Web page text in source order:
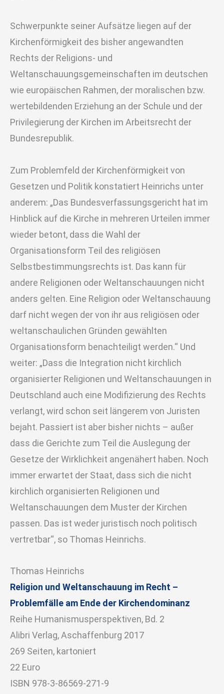
Schwerpunkte seiner Aufsätze liegen auf der
Kirchenförmigkeit des bisher angewandten
Rechts der Religions- und
Weltanschauungsgemeinschaften im deutschen
wie europäischen Rahmen, der moralischen bzw.
wertebildenden Erziehung an der Schule und der
Privilegierung der Kirchen im Arbeitsrecht der
Bundesrepublik.
Zum Problemfeld der Kirchenförmigkeit von
Gesetzen und Politik konstatiert Heinrichs unter
anderem: „Das Bundesverfassungsgericht hat im
Hinblick auf die Kirche in mehreren Urteilen immer
wieder betont, dass die Wahl der
Organisationsform Teil des religiösen
Selbstbestimmungsrechts ist. Das kann für
andere Religionen oder Weltanschauungen nicht
anders gelten. Eine Religion oder Weltanschauung
darf nicht wegen der von ihr aus religiösen oder
weltanschaulichen Gründen gewählten
Organisationsform benachteiligt werden.“ Und
weiter: „Dass die Integration nicht kirchlich
organisierter Religionen und Weltanschauungen in
Deutschland auch eine Modifizierung des Rechts
verlangt, wird schon seit längerem von Juristen
bejaht. Passiert ist aber bisher nichts – außer
dass die Gerichte zum Teil die Auslegung der
Gesetze der Wirklichkeit angenähert haben. Noch
immer erwartet der Staat, dass sich die nicht
kirchlich organisierten Religionen und
Weltanschauungen dem Muster der Kirchen
passen. Das ist weder juristisch noch politisch
vertretbar“, so Thomas Heinrichs.
Thomas Heinrichs
Religion und Weltanschauung im Recht –
Problemfälle am Ende der Kirchendominanz
Reihe Humanismusperspektiven, Bd. 2
Alibri Verlag, Aschaffenburg 2017
269 Seiten, kartoniert
22 Euro
ISBN 978-3-86569-271-9